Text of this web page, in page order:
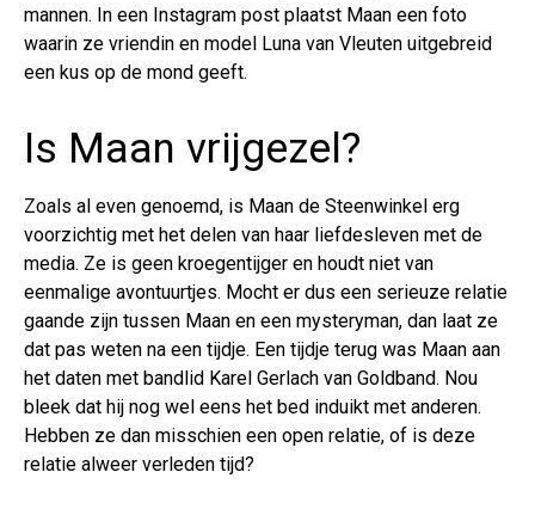
mannen. In een Instagram post plaatst Maan een foto
waarin ze vriendin en model Luna van Vleuten uitgebreid
een kus op de mond geeft.
Is Maan vrijgezel?
Zoals al even genoemd, is Maan de Steenwinkel erg
voorzichtig met het delen van haar liefdesleven met de
media. Ze is geen kroegentijger en houdt niet van
eenmalige avontuurtjes. Mocht er dus een serieuze relatie
gaande zijn tussen Maan en een mysteryman, dan laat ze
dat pas weten na een tijdje. Een tijdje terug was Maan aan
het daten met bandlid Karel Gerlach van Goldband. Nou
bleek dat hij nog wel eens het bed induikt met anderen.
Hebben ze dan misschien een open relatie, of is deze
relatie alweer verleden tijd?